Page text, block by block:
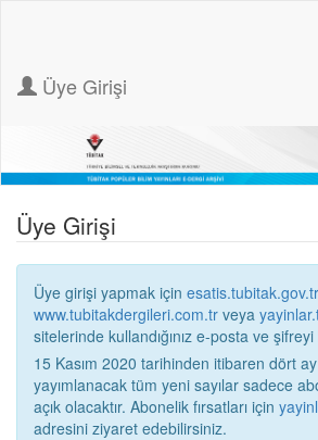
Üye Girişi
Üye Girişi
Üye girişi yapmak için esatis.tubitak.gov.tr
www.tubitakdergileri.com.tr veya
sitelerinde kullandığınız e-posta ve şifreyi
15 Kasım 2020 tarihinden itibaren dört
yayımlanacak tüm yeni sayılar sadece
açık olacaktır. Abonelik fırsatları için
adresini ziyaret edebilirsiniz.